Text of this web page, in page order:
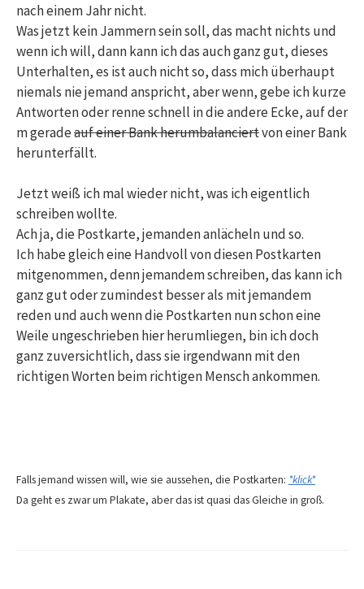
nach einem Jahr nicht.
Was jetzt kein Jammern sein soll, das macht nichts und
wenn ich will, dann kann ich das auch ganz gut, dieses
Unterhalten, es ist auch nicht so, dass mich überhaupt
niemals nie jemand anspricht, aber wenn, gebe ich kurze
Antworten oder renne schnell in die andere Ecke, auf der
m geradeauf einer Bank herumbalanciertvon einer Bank
herunterfällt.
Jetzt weiß ich mal wieder nicht, was ich eigentlich
schreiben wollte.
Ach ja, die Postkarte, jemanden anlächeln und so.
Ich habe gleich eine Handvoll von diesen Postkarten
mitgenommen, denn jemandem schreiben, das kann ich
ganz gut oder zumindest besser als mit jemandem
reden und auch wenn die Postkarten nun schon eine
Weile ungeschrieben hier herumliegen, bin ich doch
ganz zuversichtlich, dass sie irgendwann mit den
richtigen Worten beim richtigen Mensch ankommen.
Falls jemand wissen will, wie sie aussehen, die Postkarten: *klick*
Da geht es zwar um Plakate, aber das ist quasi das Gleiche in groß.